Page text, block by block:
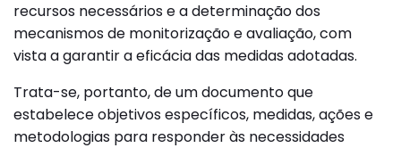
recursos necessários e a determinação dos
mecanismos de monitorização e avaliação, com
vista a garantir a eficácia das medidas adotadas.
Trata-se, portanto, de um documento que
estabelece objetivos específicos, medidas, ações e
metodologias para responder às necessidades